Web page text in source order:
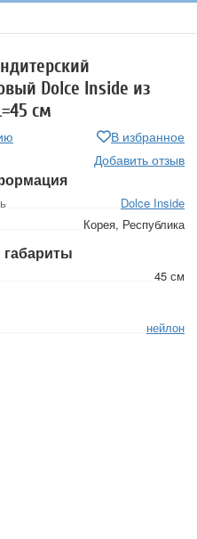
Dolce Inside из
см
В избранное
Добавить отзыв
Dolce Inside
Корея, Республика
45 см
нейлон